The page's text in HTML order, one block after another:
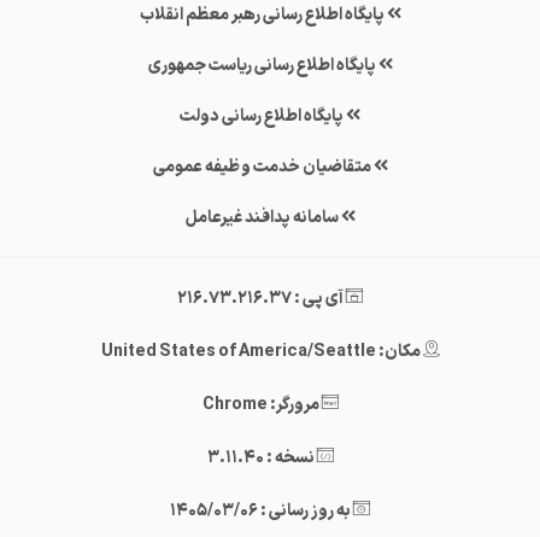
پایگاه اطلاع رسانی رهبر معظم انقلاب
پایگاه اطلاع رسانی ریاست جمهوری
پایگاه اطلاع رسانی دولت
متقاضیان خدمت وظیفه عمومی
سامانه پدافند غیرعامل
آی پی : 216.73.216.37
مکان: United States of America/Seattle
مرورگر: Chrome
نسخه : 3.11.40
به روز رسانی : 1405/03/06